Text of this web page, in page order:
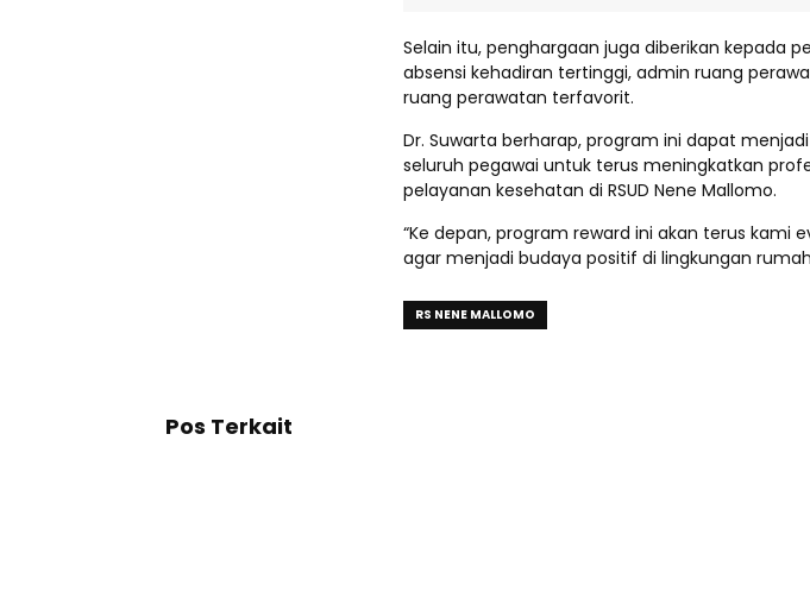
Selain itu, penghargaan juga diberikan kepada
absensi kehadiran tertinggi, admin ruang
ruang perawatan terfavorit.
Dr. Suwarta berharap, program ini dapat
seluruh pegawai untuk terus meningkatkan
pelayanan kesehatan di RSUD Nene Mallomo.
“Ke depan, program reward ini akan terus kami
agar menjadi budaya positif di lingkungan
RS NENE MALLOMO
Pos Terkait